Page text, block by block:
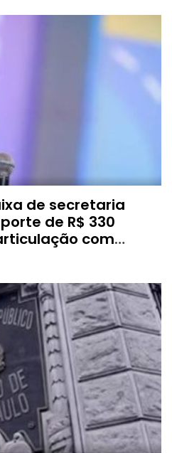
de secretaria
de R$ 330
com